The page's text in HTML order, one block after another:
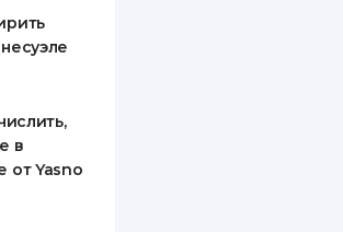
в
от Yasno